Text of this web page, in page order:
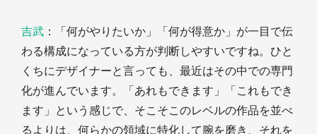
吉武 ：「何がやりたいか」「何が得意か」が一目で伝
わる構成になっている方が判断しやすいですね。ひと
くちにデザイナーと言っても、最近はその中での専門
化が進んでいます。「あれもできます」「これもでき
ます」という感じで、そこそこのレベルの作品を並べ
るよりは、何らかの領域に特化して腕を磨き、それを